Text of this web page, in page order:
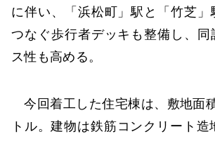
に伴い、「浜松町」駅と「竹芝」
つなぐ歩行者デッキも整備し、同
ス性も高める。
今回着工した住宅棟は、敷地面
トル。建物は鉄筋コンクリート造